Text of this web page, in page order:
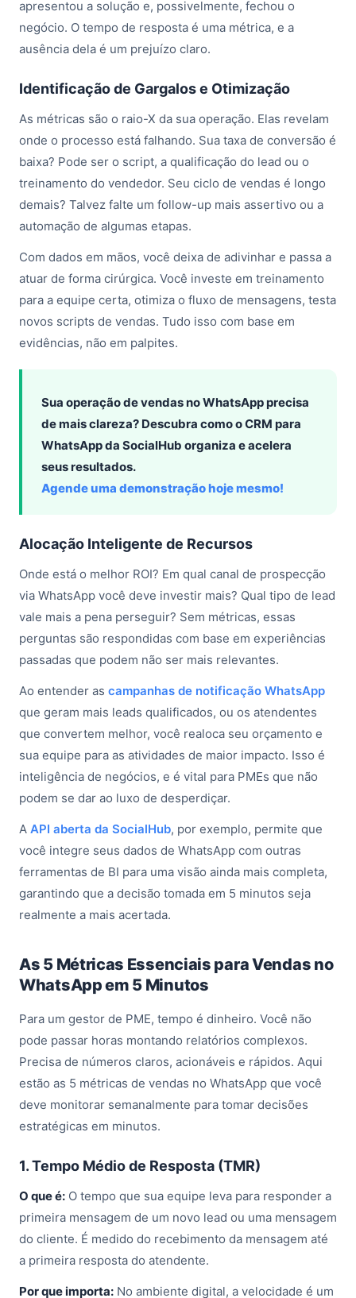
apresentou a solução e, possivelmente, fechou o
negócio. O tempo de resposta é uma métrica, e a
ausência dela é um prejuízo claro.
Identificação de Gargalos e Otimização
As métricas são o raio-X da sua operação. Elas revelam
onde o processo está falhando. Sua taxa de conversão é
baixa? Pode ser o script, a qualificação do lead ou o
treinamento do vendedor. Seu ciclo de vendas é longo
demais? Talvez falte um follow-up mais assertivo ou a
automação de algumas etapas.
Com dados em mãos, você deixa de adivinhar e passa a
atuar de forma cirúrgica. Você investe em treinamento
para a equipe certa, otimiza o fluxo de mensagens, testa
novos scripts de vendas. Tudo isso com base em
evidências, não em palpites.
Sua operação de vendas no WhatsApp precisa
de mais clareza? Descubra como o CRM para
WhatsApp da SocialHub organiza e acelera
seus resultados.
Agende uma demonstração hoje mesmo!
Alocação Inteligente de Recursos
Onde está o melhor ROI? Em qual canal de prospecção
via WhatsApp você deve investir mais? Qual tipo de lead
vale mais a pena perseguir? Sem métricas, essas
perguntas são respondidas com base em experiências
passadas que podem não ser mais relevantes.
Ao entender as campanhas de notificação WhatsApp
que geram mais leads qualificados, ou os atendentes
que convertem melhor, você realoca seu orçamento e
sua equipe para as atividades de maior impacto. Isso é
inteligência de negócios, e é vital para PMEs que não
podem se dar ao luxo de desperdiçar.
A API aberta da SocialHub, por exemplo, permite que
você integre seus dados de WhatsApp com outras
ferramentas de BI para uma visão ainda mais completa,
garantindo que a decisão tomada em 5 minutos seja
realmente a mais acertada.
As 5 Métricas Essenciais para Vendas no
WhatsApp em 5 Minutos
Para um gestor de PME, tempo é dinheiro. Você não
pode passar horas montando relatórios complexos.
Precisa de números claros, acionáveis e rápidos. Aqui
estão as 5 métricas de vendas no WhatsApp que você
deve monitorar semanalmente para tomar decisões
estratégicas em minutos.
1. Tempo Médio de Resposta (TMR)
O que é: O tempo que sua equipe leva para responder a
primeira mensagem de um novo lead ou uma mensagem
do cliente. É medido do recebimento da mensagem até
a primeira resposta do atendente.
Por que importa: No ambiente digital, a velocidade é um